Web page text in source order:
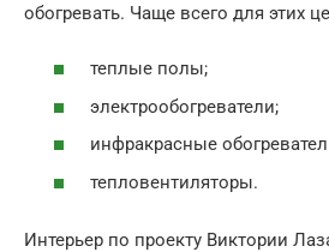
обогревать. Чаще всего для этих
теплые полы;
электрообогреватели;
инфракрасные
тепловентиляторы.
Интерьер по проекту Виктории